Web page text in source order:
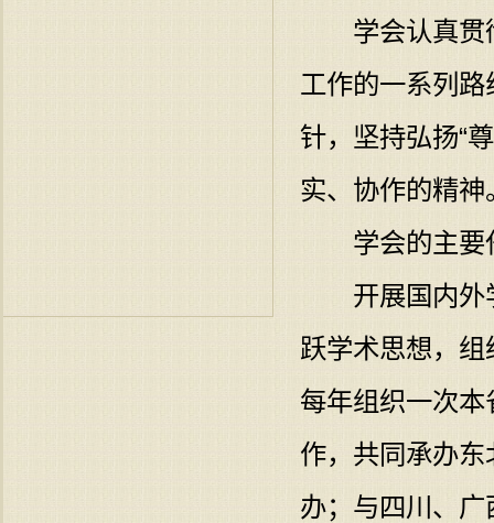
学会认真贯彻
工作的一系列路
针，坚持弘扬“
实、协作的精
学会的主要
开展国内外学
跃学术思想，
每年组织一次
作，共同承办
办；与四川、